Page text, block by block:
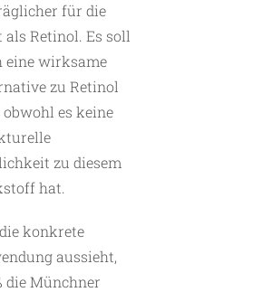
für die
als Retinol. Es soll
eine wirksame
zu Retinol
obwohl es keine
zu diesem
hat.
konkrete
aussieht,
die Münchner